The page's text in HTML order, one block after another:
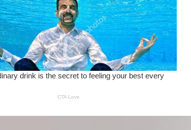
Wanita Pamer Pakaian